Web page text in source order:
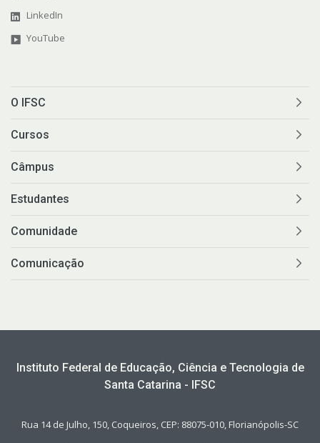
LinkedIn
YouTube
O IFSC
Cursos
Câmpus
Estudantes
Comunidade
Comunicação
Instituto Federal de Educação, Ciência e Tecnologia de
Santa Catarina - IFSC
Rua 14 de Julho, 150, Coqueiros, CEP: 88075-010, Florianópolis-SC